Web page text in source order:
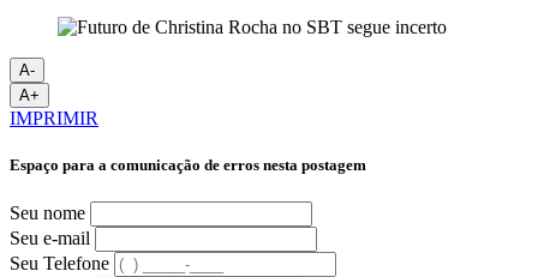
A-
A+
IMPRIMIR
Espaço para a comunicação de erros nesta postagem
Seu nome
Seu e-mail
Seu Telefone